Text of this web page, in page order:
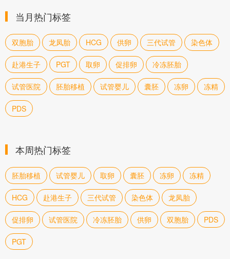
当月热门标签
双胞胎 龙凤胎 HCG 供卵 三代试管 染色体
赴港生子 PGT 取卵 促排卵 冷冻胚胎
试管医院 胚胎移植 试管婴儿 囊胚 冻卵 冻精
PDS
本周热门标签
胚胎移植 试管婴儿 取卵 囊胚 冻卵 冻精
HCG 赴港生子 三代试管 染色体 龙凤胎
促排卵 试管医院 冷冻胚胎 供卵 双胞胎 PDS
PGT